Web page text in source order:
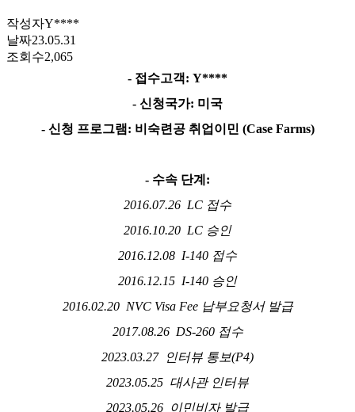
작성자Y****
날짜23.05.31
조회수2,065
- 접수고객: Y****
- 신청국가: 미국
- 신청 프로그램: 비숙련공 취업이민 (Case Farms)
- 수속 단계 :
2016.07.26 LC 접수
2016.10.20 LC 승인
2016.12.08 I-140 접수
2016.12.15 I-140 승인
2016.02.20 NVC Visa Fee 납부요청서 발급
2017.08.26 DS-260 접수
2023.03.27
인터뷰 통보(P4)
2023.05.25 대사관 인터뷰
2023.05.26 이민비자 발급